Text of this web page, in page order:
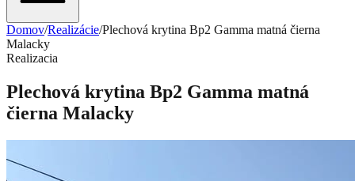
Domov/Realizácie/Plechová krytina Bp2 Gamma matná čierna
Malacky
Realizacia
Plechová krytina Bp2 Gamma matná
čierna Malacky